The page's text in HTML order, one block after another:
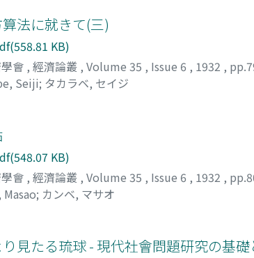
法に就きて(三)
KB)
會 , 經濟論叢 , Volume 35 , Issue 6 , 1932 ,
Seiji; タカラベ, セイジ
KB)
會 , 經濟論叢 , Volume 35 , Issue 6 , 1932 ,
; カンベ, マサオ
見たる琉球 - 現代社會問題研究の基